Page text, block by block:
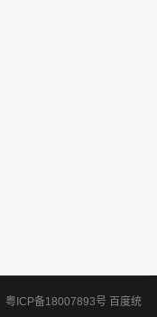
粤ICP备18007893号 百度统